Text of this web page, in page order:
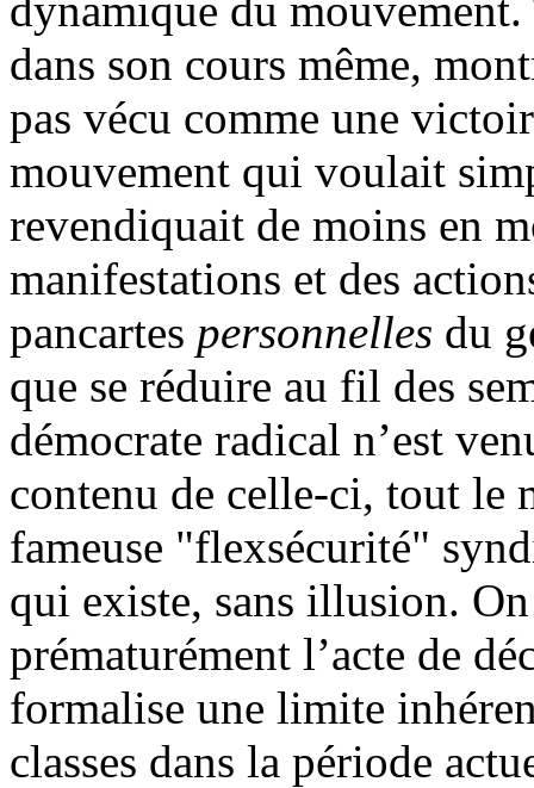
dans son cours même,
pas vécu comme une
mouvement qui voulait
revendiquait de moins en
manifestations et des
pancartes personnelles du
que se réduire au fil des
démocrate radical n’est
contenu de celle-ci, tout le
fameuse "flexsécurité"
qui existe, sans illusion.
prématurément l’acte de
formalise une limite
classes dans la période